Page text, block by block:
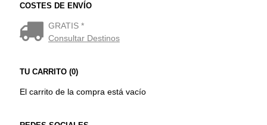
COSTES DE ENVÍO
GRATIS *
Consultar Destinos
TU CARRITO (0)
El carrito de la compra está vacío